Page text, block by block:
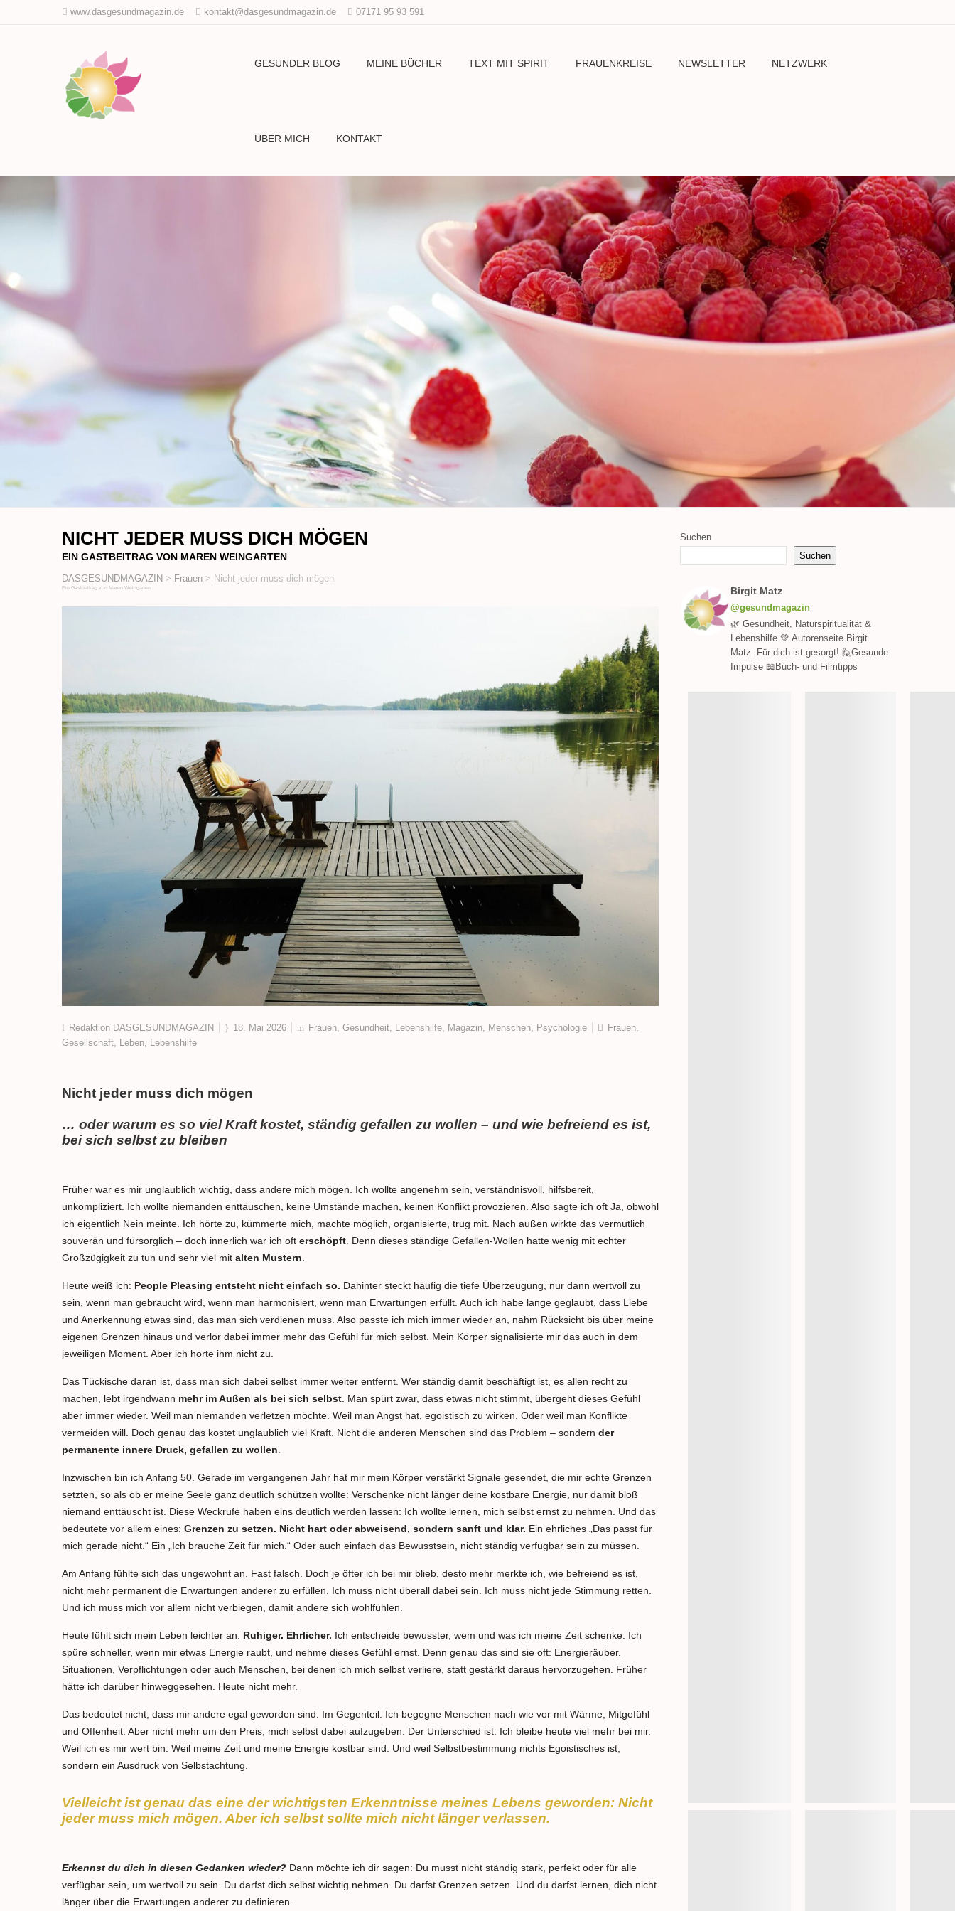
www.dasgesundmagazin.de kontakt@dasgesundmagazin.de 07171 95 93 591
GESUNDER BLOG MEINE BÜCHER TEXT MIT SPIRIT FRAUENKREISE NEWSLETTER NETZWERK
ÜBER MICH KONTAKT
NICHT JEDER MUSS DICH MÖGEN
EIN GASTBEITRAG VON MAREN WEINGARTEN
DASGESUNDMAGAZIN > Frauen > Nicht jeder muss dich mögen
Ein Gastbeitrag von Maren Weingarten
Redaktion DASGESUNDMAGAZIN 18. Mai 2026 Frauen, Gesundheit, Lebenshilfe, Magazin, Menschen, Psychologie Frauen,
Gesellschaft, Leben, Lebenshilfe
Nicht jeder muss dich mögen
… oder warum es so viel Kraft kostet, ständig gefallen zu wollen – und wie befreiend es ist,
bei sich selbst zu bleiben
Früher war es mir unglaublich wichtig, dass andere mich mögen. Ich wollte angenehm sein, verständnisvoll, hilfsbereit,
unkompliziert. Ich wollte niemanden enttäuschen, keine Umstände machen, keinen Konflikt provozieren. Also sagte ich oft Ja, obwohl
ich eigentlich Nein meinte. Ich hörte zu, kümmerte mich, machte möglich, organisierte, trug mit. Nach außen wirkte das vermutlich
souverän und fürsorglich – doch innerlich war ich oft erschöpft. Denn dieses ständige Gefallen-Wollen hatte wenig mit echter
Großzügigkeit zu tun und sehr viel mit alten Mustern.
Heute weiß ich: People Pleasing entsteht nicht einfach so. Dahinter steckt häufig die tiefe Überzeugung, nur dann wertvoll zu
sein, wenn man gebraucht wird, wenn man harmonisiert, wenn man Erwartungen erfüllt. Auch ich habe lange geglaubt, dass Liebe
und Anerkennung etwas sind, das man sich verdienen muss. Also passte ich mich immer wieder an, nahm Rücksicht bis über meine
eigenen Grenzen hinaus und verlor dabei immer mehr das Gefühl für mich selbst. Mein Körper signalisierte mir das auch in dem
jeweiligen Moment. Aber ich hörte ihm nicht zu.
Das Tückische daran ist, dass man sich dabei selbst immer weiter entfernt. Wer ständig damit beschäftigt ist, es allen recht zu
machen, lebt irgendwann mehr im Außen als bei sich selbst. Man spürt zwar, dass etwas nicht stimmt, übergeht dieses Gefühl
aber immer wieder. Weil man niemanden verletzen möchte. Weil man Angst hat, egoistisch zu wirken. Oder weil man Konflikte
vermeiden will. Doch genau das kostet unglaublich viel Kraft. Nicht die anderen Menschen sind das Problem – sondern der
permanente innere Druck, gefallen zu wollen.
Inzwischen bin ich Anfang 50. Gerade im vergangenen Jahr hat mir mein Körper verstärkt Signale gesendet, die mir echte Grenzen
setzten, so als ob er meine Seele ganz deutlich schützen wollte: Verschenke nicht länger deine kostbare Energie, nur damit bloß
niemand enttäuscht ist. Diese Weckrufe haben eins deutlich werden lassen: Ich wollte lernen, mich selbst ernst zu nehmen. Und das
bedeutete vor allem eines: Grenzen zu setzen. Nicht hart oder abweisend, sondern sanft und klar. Ein ehrliches „Das passt für
mich gerade nicht.“ Ein „Ich brauche Zeit für mich.“ Oder auch einfach das Bewusstsein, nicht ständig verfügbar sein zu müssen.
Am Anfang fühlte sich das ungewohnt an. Fast falsch. Doch je öfter ich bei mir blieb, desto mehr merkte ich, wie befreiend es ist,
nicht mehr permanent die Erwartungen anderer zu erfüllen. Ich muss nicht überall dabei sein. Ich muss nicht jede Stimmung retten.
Und ich muss mich vor allem nicht verbiegen, damit andere sich wohlfühlen.
Heute fühlt sich mein Leben leichter an. Ruhiger. Ehrlicher. Ich entscheide bewusster, wem und was ich meine Zeit schenke. Ich
spüre schneller, wenn mir etwas Energie raubt, und nehme dieses Gefühl ernst. Denn genau das sind sie oft: Energieräuber.
Situationen, Verpflichtungen oder auch Menschen, bei denen ich mich selbst verliere, statt gestärkt daraus hervorzugehen. Früher
hätte ich darüber hinweggesehen. Heute nicht mehr.
Das bedeutet nicht, dass mir andere egal geworden sind. Im Gegenteil. Ich begegne Menschen nach wie vor mit Wärme, Mitgefühl
und Offenheit. Aber nicht mehr um den Preis, mich selbst dabei aufzugeben. Der Unterschied ist: Ich bleibe heute viel mehr bei mir.
Weil ich es mir wert bin. Weil meine Zeit und meine Energie kostbar sind. Und weil Selbstbestimmung nichts Egoistisches ist,
sondern ein Ausdruck von Selbstachtung.
Vielleicht ist genau das eine der wichtigsten Erkenntnisse meines Lebens geworden: Nicht
jeder muss mich mögen. Aber ich selbst sollte mich nicht länger verlassen.
Erkennst du dich in diesen Gedanken wieder? Dann möchte ich dir sagen: Du musst nicht ständig stark, perfekt oder für alle
verfügbar sein, um wertvoll zu sein. Du darfst dich selbst wichtig nehmen. Du darfst Grenzen setzen. Und du darfst lernen, dich nicht
länger über die Erwartungen anderer zu definieren.
Suchen
Suchen
Birgit Matz
@gesundmagazin
🌿 Gesundheit, Naturspiritualität &
Lebenshilfe 💚 Autorenseite Birgit
Matz: Für dich ist gesorgt! 🙋Gesunde
Impulse 📖Buch- und Filmtipps